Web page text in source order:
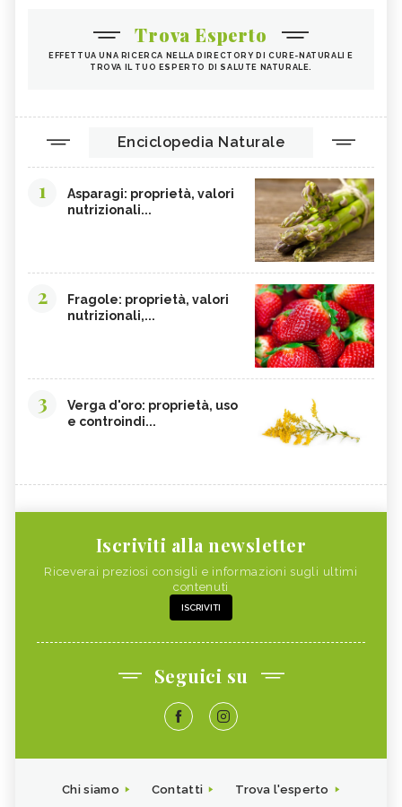
Trova Esperto
EFFETTUA UNA RICERCA NELLA DIRECTORY DI CURE-NATURALI E
TROVA IL TUO ESPERTO DI SALUTE NATURALE.
Enciclopedia Naturale
1
Asparagi: proprietà, valori
nutrizionali...
2
Fragole: proprietà, valori
nutrizionali,...
3
Verga d'oro: proprietà, uso
e controindi...
Iscriviti alla newsletter
Riceverai preziosi consigli e informazioni sugli ultimi
contenuti
ISCRIVITI
Seguici su
Chi siamo Contatti
Trova l'esperto